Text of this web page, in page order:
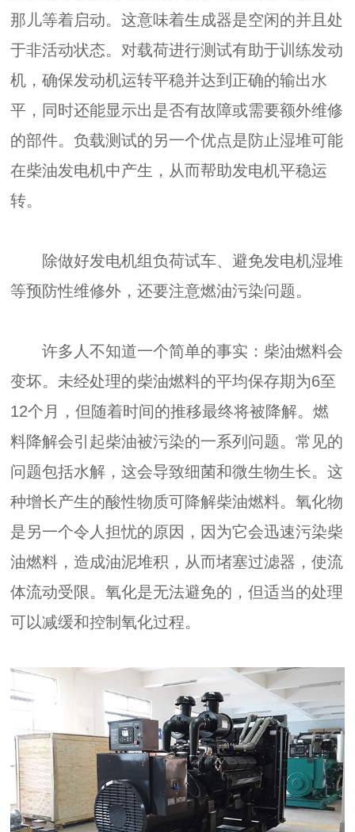
那儿等着启动。这意味着生成器是空闲的并且处
于非活动状态。对载荷进行测试有助于训练发动
机，确保发动机运转平稳并达到正确的输出水
平，同时还能显示出是否有故障或需要额外维修
的部件。负载测试的另一个优点是防止湿堆可能
在柴油发电机中产生，从而帮助发电机平稳运
转。
除做好发电机组负荷试车、避免发电机湿堆
等预防性维修外，还要注意燃油污染问题。
许多人不知道一个简单的事实：柴油燃料会
变坏。未经处理的柴油燃料的平均保存期为6至
12个月，但随着时间的推移最终将被降解。燃
料降解会引起柴油被污染的一系列问题。常见的
问题包括水解，这会导致细菌和微生物生长。这
种增长产生的酸性物质可降解柴油燃料。氧化物
是另一个令人担忧的原因，因为它会迅速污染柴
油燃料，造成油泥堆积，从而堵塞过滤器，使流
体流动受限。氧化是无法避免的，但适当的处理
可以减缓和控制氧化过程。